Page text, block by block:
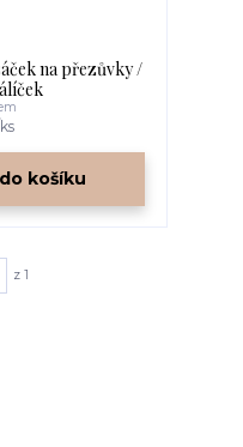
na přezůvky /
ks
košíku
z 1